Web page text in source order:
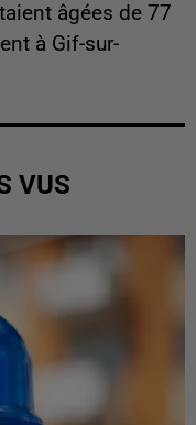
âgées de 77
à Gif-sur-
VUS